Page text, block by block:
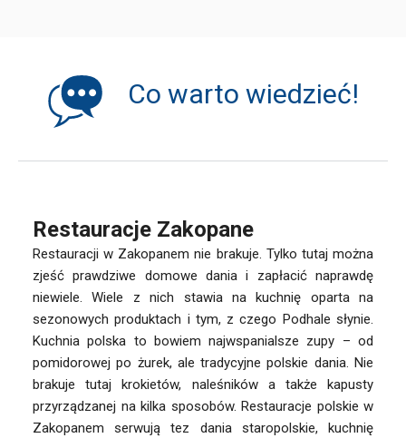
Co warto wiedzieć!
Restauracje Zakopane
Restauracji w Zakopanem nie brakuje. Tylko tutaj można
zjeść prawdziwe domowe dania i zapłacić naprawdę
niewiele. Wiele z nich stawia na kuchnię oparta na
sezonowych produktach i tym, z czego Podhale słynie.
Kuchnia polska to bowiem najwspanialsze zupy – od
pomidorowej po żurek, ale tradycyjne polskie dania. Nie
brakuje tutaj krokietów, naleśników a także kapusty
przyrządzanej na kilka sposobów. Restauracje polskie w
Zakopanem serwują tez dania staropolskie, kuchnię